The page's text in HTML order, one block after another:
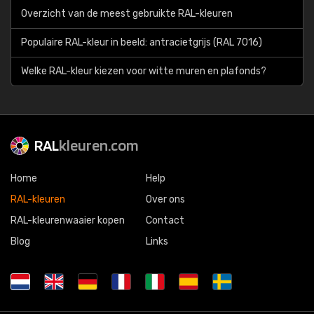
Overzicht van de meest gebruikte RAL-kleuren
Populaire RAL-kleur in beeld: antracietgrijs (RAL 7016)
Welke RAL-kleur kiezen voor witte muren en plafonds?
RALkleuren.com
Home
RAL-kleuren
RAL-kleurenwaaier kopen
Blog
Help
Over ons
Contact
Links